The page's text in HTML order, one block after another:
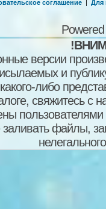
соглашение Для
версии
и
либо
свяжитесь
пользователями
заливать файлы,